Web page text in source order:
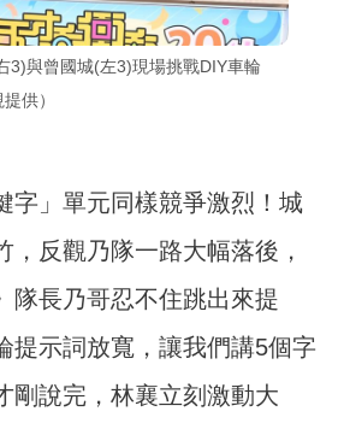
3)與曾國城(左3)現場挑戰DIY車輪
供）
字」單元同樣競爭激烈！城
，反觀乃隊一路大幅落後，
隊長乃哥忍不住跳出來提
提示詞放寬，讓我們講5個字
剛說完，林襄立刻激動大